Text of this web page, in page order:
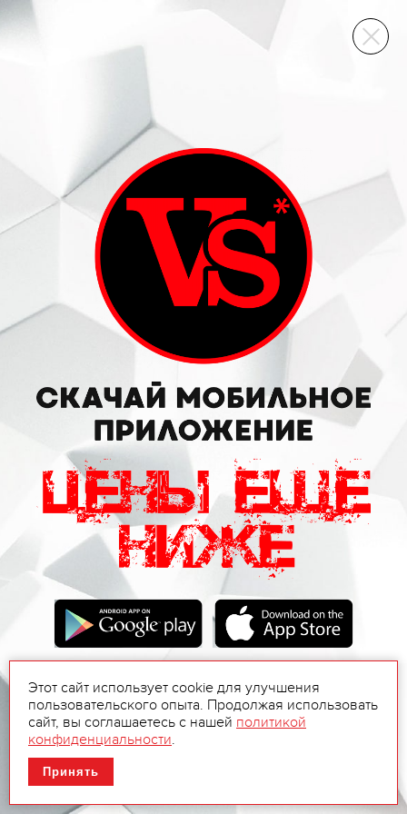
ВИННЫЙ СКЛАД
Этот сайт использует cookie для улучшения
пользовательского опыта. Продолжая использовать
сайт, вы соглашаетесь с нашей политикой
конфиденциальности.
Принять